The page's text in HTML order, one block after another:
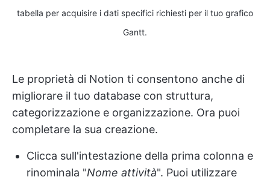
tabella per acquisire i dati specifici richiesti per il tuo grafico
Gantt.
Le proprietà di Notion ti consentono anche di
migliorare il tuo database con struttura,
categorizzazione e organizzazione. Ora puoi
completare la sua creazione.
Clicca sull'intestazione della prima colonna e
rinominala "Nome attività". Puoi utilizzare